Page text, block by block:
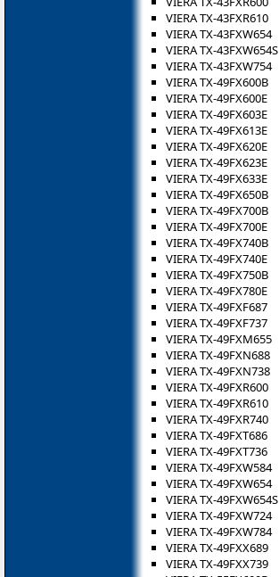
VIERA TX-43FXR610
VIERA TX-43FXW654
VIERA TX-43FXW654S
VIERA TX-43FXW754
VIERA TX-49FX600B
VIERA TX-49FX600E
VIERA TX-49FX603E
VIERA TX-49FX613E
VIERA TX-49FX620E
VIERA TX-49FX623E
VIERA TX-49FX633E
VIERA TX-49FX650B
VIERA TX-49FX700B
VIERA TX-49FX700E
VIERA TX-49FX740B
VIERA TX-49FX740E
VIERA TX-49FX750B
VIERA TX-49FX780E
VIERA TX-49FXF687
VIERA TX-49FXF737
VIERA TX-49FXM655
VIERA TX-49FXN688
VIERA TX-49FXN738
VIERA TX-49FXR600
VIERA TX-49FXR610
VIERA TX-49FXR740
VIERA TX-49FXT686
VIERA TX-49FXT736
VIERA TX-49FXW584
VIERA TX-49FXW654
VIERA TX-49FXW654S
VIERA TX-49FXW724
VIERA TX-49FXW784
VIERA TX-49FXX689
VIERA TX-49FXX739